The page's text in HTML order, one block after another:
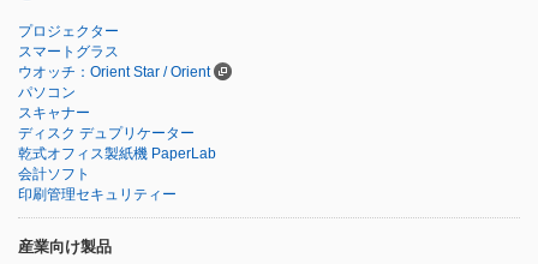
プロジェクター
スマートグラス
ウオッチ：Orient Star / Orient
パソコン
スキャナー
ディスク デュプリケーター
乾式オフィス製紙機 PaperLab
会計ソフト
印刷管理セキュリティー
産業向け製品